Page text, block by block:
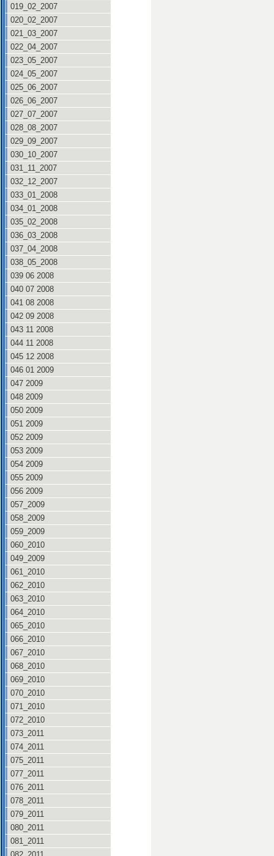
019_02_2007
020_02_2007
021_03_2007
022_04_2007
023_05_2007
024_05_2007
025_06_2007
026_06_2007
027_07_2007
028_08_2007
029_09_2007
030_10_2007
031_11_2007
032_12_2007
033_01_2008
034_01_2008
035_02_2008
036_03_2008
037_04_2008
038_05_2008
039 06 2008
040 07 2008
041 08 2008
042 09 2008
043 11 2008
044 11 2008
045 12 2008
046 01 2009
047 2009
048 2009
050 2009
051 2009
052 2009
053 2009
054 2009
055 2009
056 2009
057_2009
058_2009
059_2009
060_2010
049_2009
061_2010
062_2010
063_2010
064_2010
065_2010
066_2010
067_2010
068_2010
069_2010
070_2010
071_2010
072_2010
073_2011
074_2011
075_2011
077_2011
076_2011
078_2011
079_2011
080_2011
081_2011